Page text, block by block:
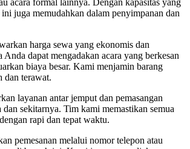
acara formal lainnya. Dengan kapasitas yang
juga memudahkan dalam penyimpanan dan
harga sewa yang ekonomis dan
Anda dapat mengadakan acara yang berkesan
biaya besar. Kami menjamin barang
dan terawat.
layanan antar jemput dan pemasangan
dan sekitarnya. Tim kami memastikan semua
rapi dan tepat waktu.
pemesanan melalui nomor telepon atau